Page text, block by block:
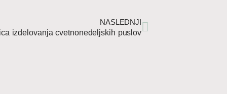
NASLEDNJI
izdelovanja cvetnonedeljskih puslov